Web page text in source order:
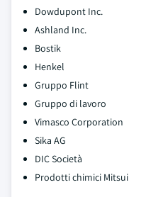
Dowdupont Inc.
Ashland Inc.
Bostik
Henkel
Gruppo Flint
Gruppo di lavoro
Vimasco Corporation
Sika AG
DIC Società
Prodotti chimici Mitsui